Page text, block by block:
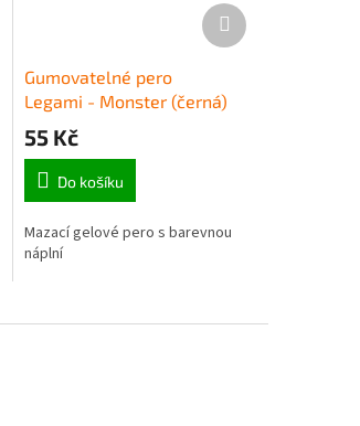
Gumovatelné pero
Legami - Monster (černá)
55 Kč
Do košíku
Mazací gelové pero s barevnou
náplní
Další
produkt